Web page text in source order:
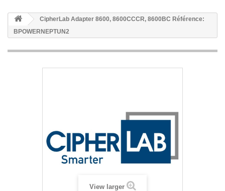
CipherLab Adapter 8600, 8600CCCR, 8600BC Référence:
BPOWERNEPTUN2
View larger